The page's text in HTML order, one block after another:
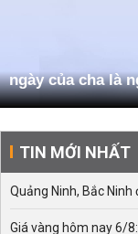
ngày của cha là
TIN MỚI NHẤT
Quảng Ninh, Bắc
Giá vàng hôm nay 6/